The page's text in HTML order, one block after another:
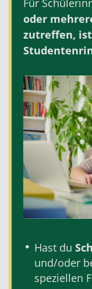
Für
oder
zutreffen, ist
Hast du
und/oder
speziellen